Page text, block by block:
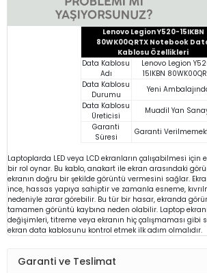
Lenovo Legion Y520-15IKBN
80WK00QRTX Notebook
Kablosu Özellikleri
Data Kablosu
Adı
Lenovo Legion
15IKBN
Data Kablosu
Durumu
Yeni
Data Kablosu
Üreticisi
Muadil Yan
Garanti
Süresi
Garanti
Laptoplarda LED veya LCD ekranların çalışabilmesi
bir rol oynar. Bu kablo, anakart ile ekran arasındaki
ekranın doğru bir şekilde görüntü vermesini sağlar.
ince, hassas yapıya sahiptir ve zamanla esneme,
nedeniyle zarar görebilir. Bu tür bir hasar, ekranda
tamamen görüntü kaybına neden olabilir. Laptop
değişimleri, titreme veya ekranın hiç çalışmaması gibi
ekran data kablosunu kontrol etmek ilk adım olmalıdır.
Garanti ve Teslimat